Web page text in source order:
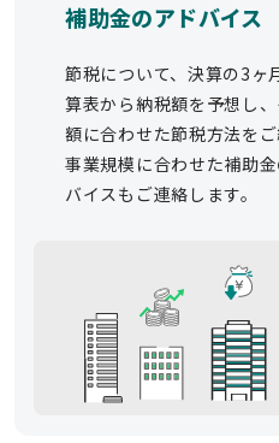
補助金のアドバイス
節税について、決算の3ヶ
算表から納税額を予想し
額に合わせた節税方法をご
事業規模に合わせた補助
バイスもご連絡します。